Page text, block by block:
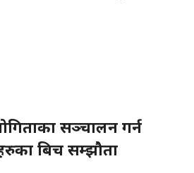
सञ्चालन गर्न
बिच सम्झौता